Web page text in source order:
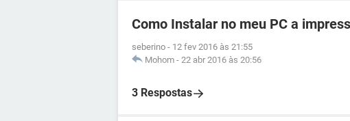
Como Instalar no meu PC a
seberino - 12 fev 2016 às 21:55
Mohom - 22 abr 2016 às 20:56
3 Respostas